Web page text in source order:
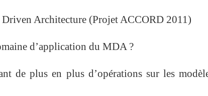
Architecture (Projet ACCORD 2011)
d’application du MDA ?
de plus en plus d’opérations sur les